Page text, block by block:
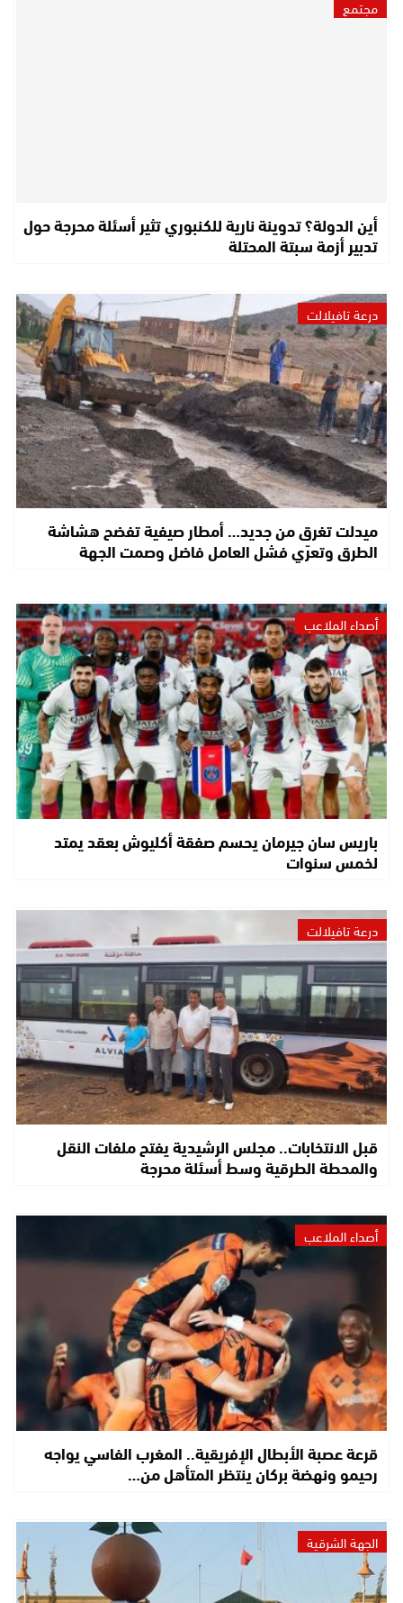
مجتمع
أين الدولة؟ تدوينة نارية للكنبوري تثير أسئلة محرجة حول
تدبير أزمة سبتة المحتلة
درعة تافيلالت
ميدلت تغرق من جديد… أمطار صيفية تفضح هشاشة
الطرق وتعرّي فشل العامل فاضل وصمت الجهة
أصداء الملاعب
باريس سان جيرمان يحسم صفقة أكليوش بعقد يمتد
لخمس سنوات
درعة تافيلالت
قبل الانتخابات.. مجلس الرشيدية يفتح ملفات النقل
والمحطة الطرقية وسط أسئلة محرجة
أصداء الملاعب
قرعة عصبة الأبطال الإفريقية.. المغرب الفاسي يواجه
رحيمو ونهضة بركان ينتظر المتأهل من…
الجهة الشرقية